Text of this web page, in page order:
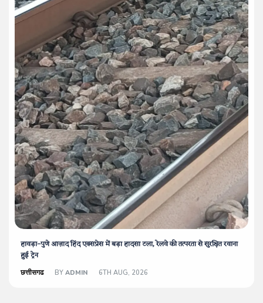
हावड़ा–पुणे आज़ाद हिंद एक्सप्रेस में बड़ा हादसा टला, रेलवे की तत्परता से सुरक्षित रवाना
हुई ट्रेन
छत्तीसगढ BY ADMIN 6TH AUG, 2026